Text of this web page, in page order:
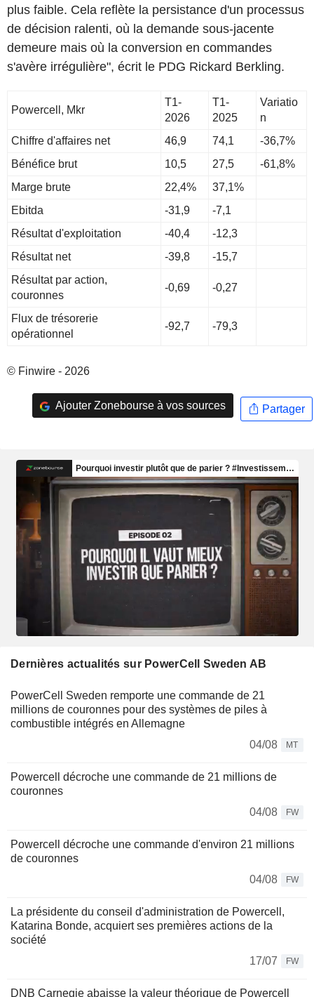
plus faible. Cela reflète la persistance d'un processus
de décision ralenti, où la demande sous-jacente
demeure mais où la conversion en commandes
s'avère irrégulière", écrit le PDG Rickard Berkling.
Powercell, Mkr
T1-
2026
T1-
2025
Variatio
n
Chiffre d'affaires net
46,9 74,1
-36,7%
Bénéfice brut
10,5 27,5
-61,8%
Marge brute
22,4%
37,1%
Ebitda
-31,9
-7,1
Résultat d'exploitation
-40,4
-12,3
Résultat net
-39,8
-15,7
Résultat par action,
couronnes
-0,69 -0,27
Flux de trésorerie
opérationnel
-92,7 -79,3
© Finwire - 2026
Ajouter Zonebourse à vos sources Partager
Dernières actualités sur PowerCell Sweden AB
PowerCell Sweden remporte une commande de 21
millions de couronnes pour des systèmes de piles à
combustible intégrés en Allemagne
04/08
MT
Powercell décroche une commande de 21 millions de
couronnes
04/08
FW
Powercell décroche une commande d'environ 21 millions
de couronnes
04/08
FW
La présidente du conseil d'administration de Powercell,
Katarina Bonde, acquiert ses premières actions de la
société
17/07
FW
DNB Carnegie abaisse la valeur théorique de Powercell